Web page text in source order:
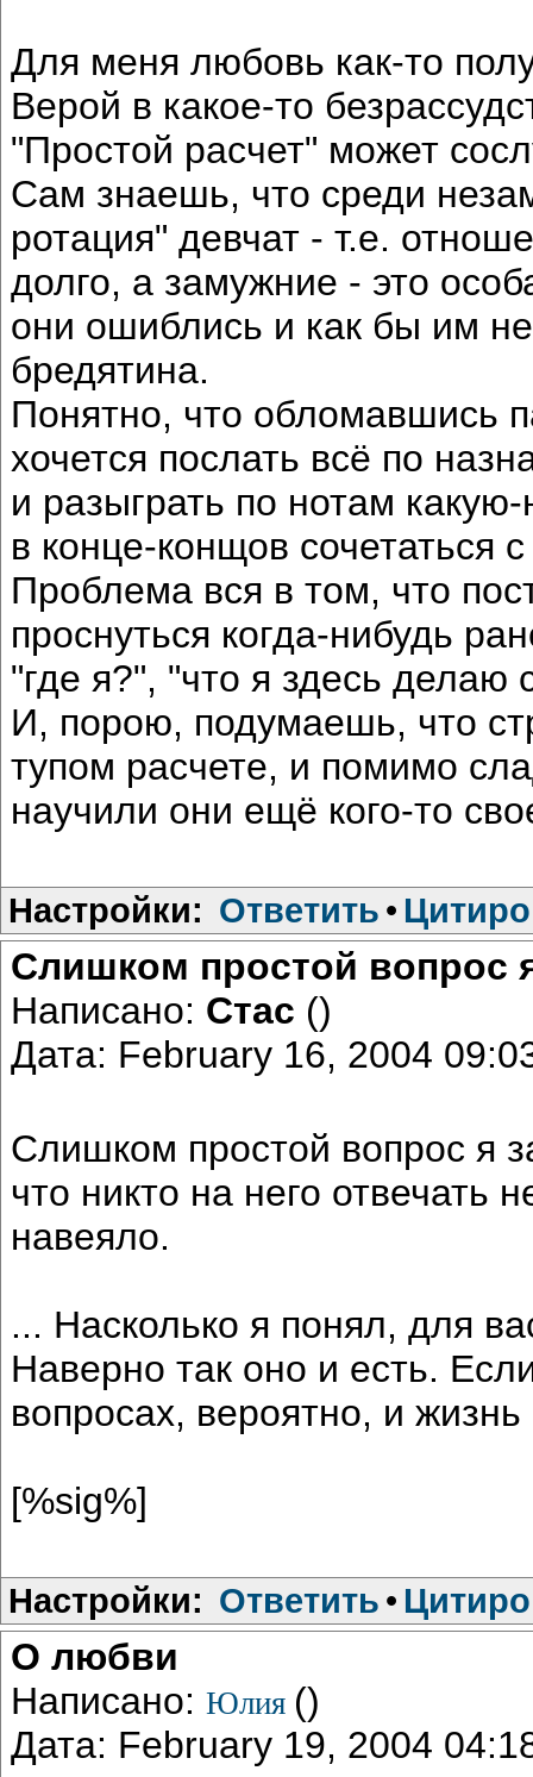
Для меня любовь как-то
Верой в какое-то
"Простой расчет" может
Сам знаешь, что среди
ротация" девчат - т.е.
долго, а замужние - это
они ошиблись и как бы им
бредятина.
Понятно, что обломавшись
хочется послать всё по
и разыграть по нотам
в конце-конщов сочетаться
Проблема вся в том, что
проснуться когда-нибудь
"где я?", "что я здесь делаю
И, порою, подумаешь, что
тупом расчете, и помимо
научили они ещё кого-то
Настройки: Ответить •
Cлишком простой вопрос
Написано: Стас ()
Дата: February 16, 2004
Cлишком простой вопрос я
что никто на него отвечать
навеяло.
... Насколько я понял, для
Наверно так оно и есть.
вопросах, вероятно, и
[%sig%]
Настройки: Ответить •
О любви
Написано: Юлия ()
Дата: February 19, 2004